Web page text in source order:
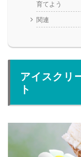
育てよう
関連
アイスクリ
ト